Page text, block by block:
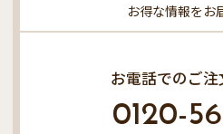
お得な情報をお
お電話でのご
0120-